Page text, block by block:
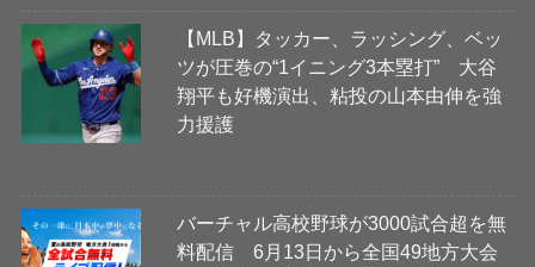
【MLB】タッカー、ラッシング、ベッ
ツが圧巻の“1イニング3本塁打” 大谷
翔平も好機演出、粘投の山本由伸を強
力援護
バーチャル高校野球が3000試合超を無
料配信 6月13日から全国49地方大会